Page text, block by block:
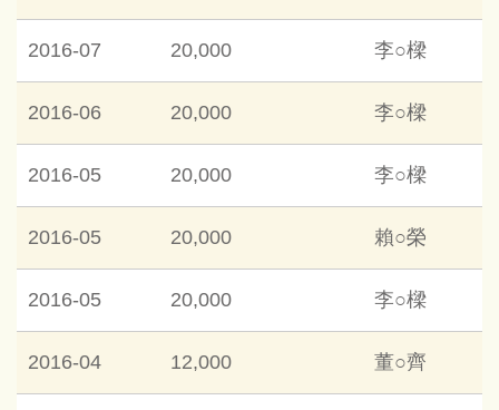
2016-07 20,000 李○樑
2016-06 20,000 李○樑
2016-05 20,000 李○樑
2016-05 20,000 賴○榮
2016-05 20,000 李○樑
2016-04 12,000 董○齊